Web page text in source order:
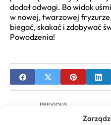
dodał odwagi. Bo widok
w nowej, twarzowej
biegać, skakać i zdobywać
Powodzenia!
PREVIOUS
Warkocze dla